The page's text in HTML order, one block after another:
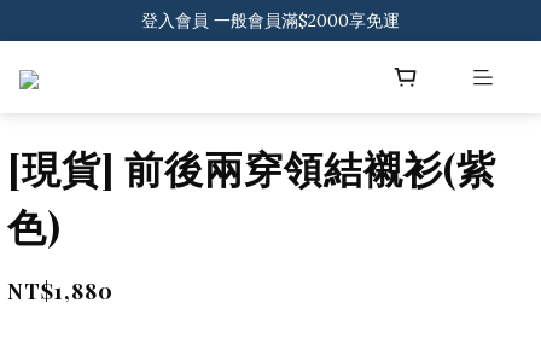
登入會員 一般會員滿$2000享免運
登入會員 一般會員滿$2000享免運
[現貨] 前後兩穿領結襯衫(紫
色)
NT$1,880